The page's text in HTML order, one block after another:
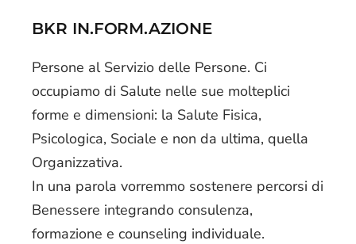
BKR IN.FORM.AZIONE
Persone al Servizio delle Persone. Ci
occupiamo di Salute nelle sue molteplici
forme e dimensioni: la Salute Fisica,
Psicologica, Sociale e non da ultima, quella
Organizzativa.
In una parola vorremmo sostenere percorsi di
Benessere integrando consulenza,
formazione e counseling individuale.